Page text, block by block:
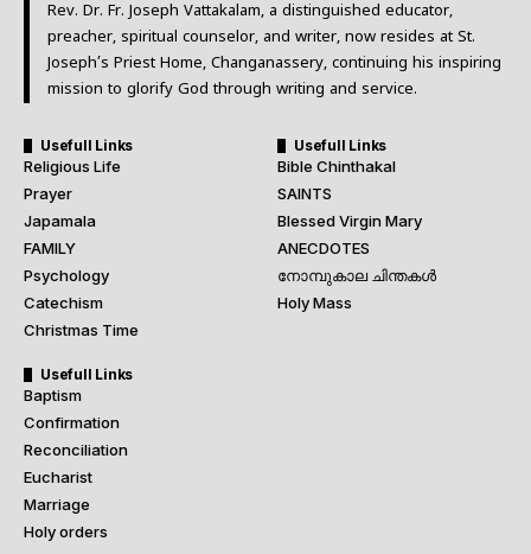
Rev. Dr. Fr. Joseph Vattakalam, a distinguished educator,
preacher, spiritual counselor, and writer, now resides at St.
Joseph’s Priest Home, Changanassery, continuing his inspiring
mission to glorify God through writing and service.
Usefull Links
Religious Life
Prayer
Japamala
FAMILY
Psychology
Catechism
Christmas Time
Usefull Links
Bible Chinthakal
SAINTS
Blessed Virgin Mary
ANECDOTES
നോമ്പുകാല ചിന്തകൾ
Holy Mass
Usefull Links
Baptism
Confirmation
Reconciliation
Eucharist
Marriage
Holy orders